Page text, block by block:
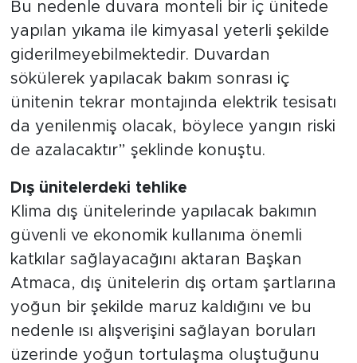
Bu nedenle duvara monteli bir iç ünitede
yapılan yıkama ile kimyasal yeterli şekilde
giderilmeyebilmektedir. Duvardan
sökülerek yapılacak bakım sonrası iç
ünitenin tekrar montajında elektrik tesisatı
da yenilenmiş olacak, böylece yangın riski
de azalacaktır” şeklinde konuştu.
Dış ünitelerdeki tehlike
Klima dış ünitelerinde yapılacak bakımın
güvenli ve ekonomik kullanıma önemli
katkılar sağlayacağını aktaran Başkan
Atmaca, dış ünitelerin dış ortam şartlarına
yoğun bir şekilde maruz kaldığını ve bu
nedenle ısı alışverişini sağlayan boruları
üzerinde yoğun tortulaşma oluştuğunu